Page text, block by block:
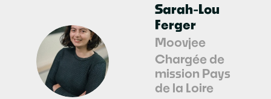
SF
Sarah-Lou
Ferger
Moovjee
Chargée de
mission Pays
de la Loire